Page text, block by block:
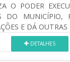
O PODER
DO MUNICÍPIO,
E DÁ OUTRAS
DETALHES